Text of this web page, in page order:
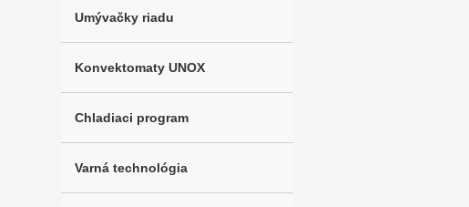
Umývačky riadu
Konvektomaty UNOX
Chladiaci program
Varná technológia